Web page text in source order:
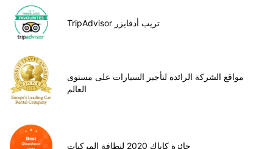
TripAdvisor تريب أدفايزر
مواقع الشركة الرائدة لتأجير السيارات على مستوى
العالم
جائزة كاياك 2020 لنظافة المركبات